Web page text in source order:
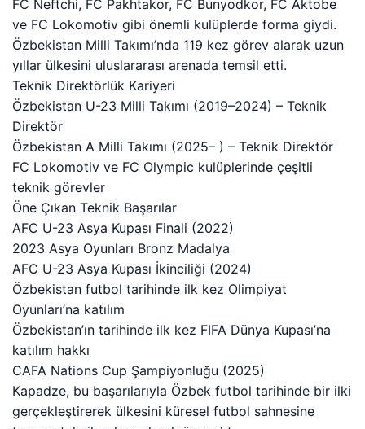
FC Neftchi, FC Pakhtakor, FC Bunyodkor, FC Aktobe
ve FC Lokomotiv gibi önemli kulüplerde forma giydi.
Özbekistan Milli Takımı’nda 119 kez görev alarak uzun
yıllar ülkesini uluslararası arenada temsil etti.
Teknik Direktörlük Kariyeri
Özbekistan U-23 Milli Takımı (2019–2024) – Teknik
Direktör
Özbekistan A Milli Takımı (2025– ) – Teknik Direktör
FC Lokomotiv ve FC Olympic kulüplerinde çeşitli
teknik görevler
Öne Çıkan Teknik Başarılar
AFC U-23 Asya Kupası Finali (2022)
2023 Asya Oyunları Bronz Madalya
AFC U-23 Asya Kupası İkinciliği (2024)
Özbekistan futbol tarihinde ilk kez Olimpiyat
Oyunları’na katılım
Özbekistan’ın tarihinde ilk kez FIFA Dünya Kupası’na
katılım hakkı
CAFA Nations Cup Şampiyonluğu (2025)
Kapadze, bu başarılarıyla Özbek futbol tarihinde bir ilki
gerçekleştirerek ülkesini küresel futbol sahnesine